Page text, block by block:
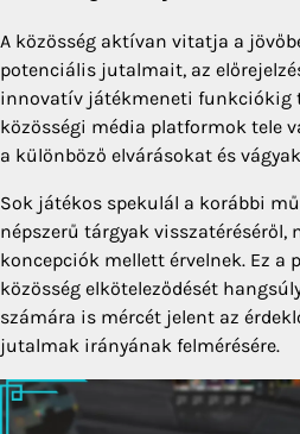
A közösség aktívan vitatja a
potenciális jutalmait, az
innovatív játékmeneti funkciókig
közösségi média platformok tele
a különböző elvárásokat és
Sok játékos spekulál a korábbi
népszerű tárgyak visszatéréséről,
koncepciók mellett érvelnek. Ez a
közösség elköteleződését
számára is mércét jelent az
jutalmak irányának felmérésére.